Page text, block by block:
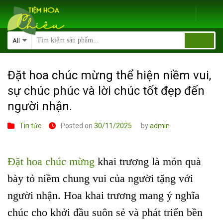
Skip
content
Đặt hoa chúc mừng thể hiện niềm vui,
sự chúc phúc và lời chúc tốt đẹp đến
người nhận.
Tin tức Posted on 30/11/2025 byadmin
Đặt hoa chúc mừng khai trương là món quà
bày tỏ niềm chung vui của người tặng với
người nhận. Hoa khai trương mang ý nghĩa
chúc cho khởi đầu suôn sẻ và phát triển bền